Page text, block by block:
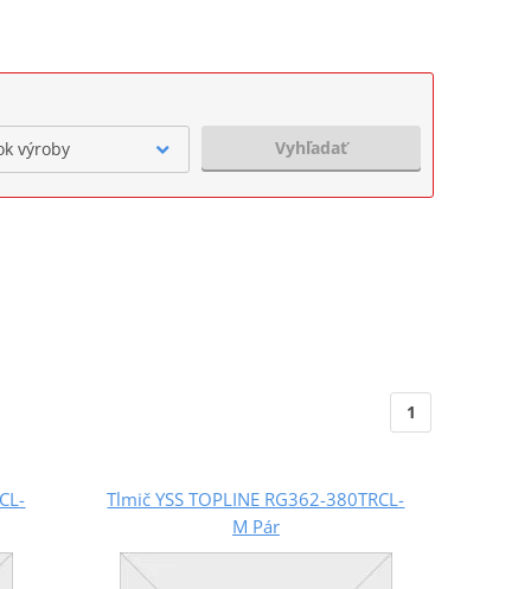
výroby Vyhľadať
1
Tlmič YSS TOPLINE RG362-380TRCL-
M Pár